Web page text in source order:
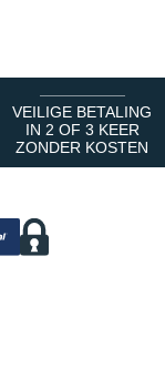
VEILIGE BETALING
IN 2 OF 3 KEER
ZONDER KOSTEN